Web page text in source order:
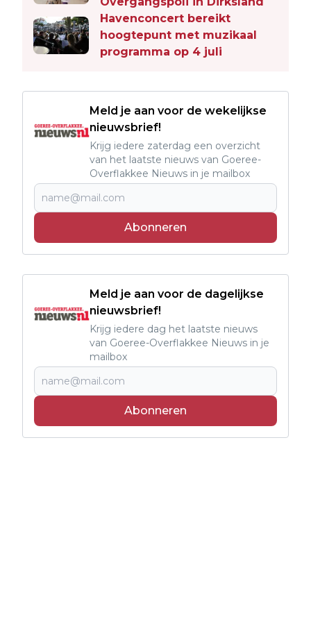
Havenconcert bereikt
hoogtepunt met muzikaal
programma op 4 juli
Meld je aan voor de wekelijkse
nieuwsbrief!
Krijg iedere zaterdag een overzicht
van het laatste nieuws van Goeree-
Overflakkee Nieuws in je mailbox
Abonneren
Meld je aan voor de dagelijkse
nieuwsbrief!
Krijg iedere dag het laatste nieuws
van Goeree-Overflakkee Nieuws in je
mailbox
Abonneren